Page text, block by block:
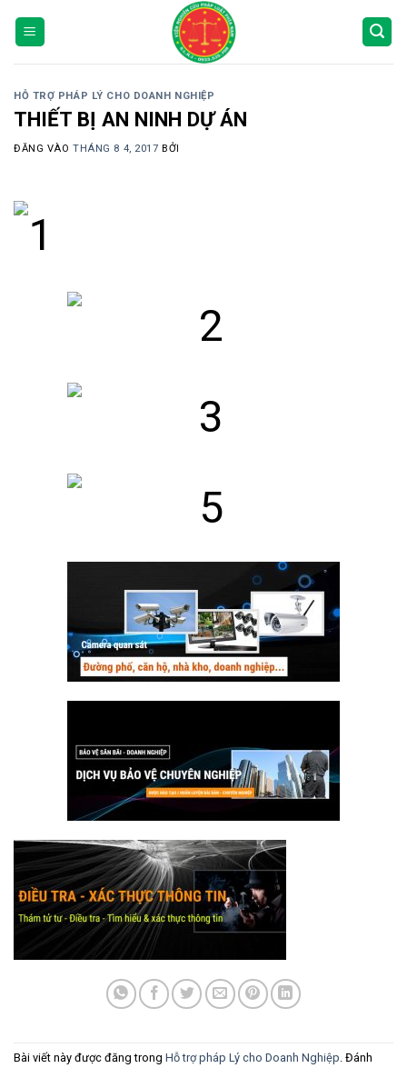
HỖ TRỢ PHÁP LÝ CHO DOANH NGHIỆP
THIẾT BỊ AN NINH DỰ ÁN
ĐĂNG VÀOTHÁNG 8 4, 2017 BỞI
Bài viết này được đăng trong Hỗ trợ pháp Lý cho Doanh Nghiệp. Đánh